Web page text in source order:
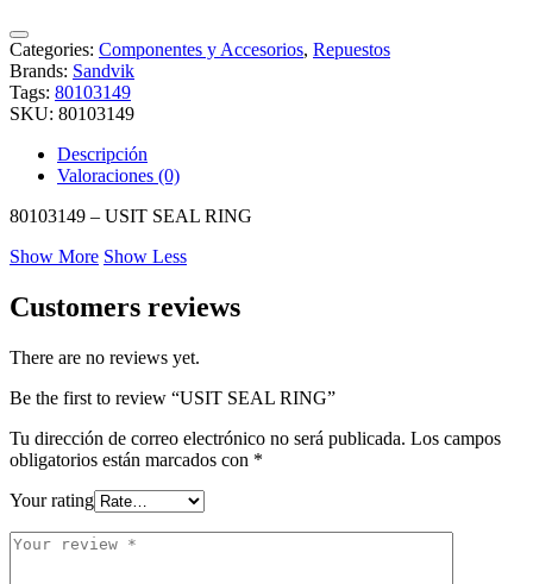
Categories: Componentes y Accesorios, Repuestos
Brands: Sandvik
Tags: 80103149
SKU: 80103149
Descripción
Valoraciones (0)
80103149 – USIT SEAL RING
Show More Show Less
Customers reviews
There are no reviews yet.
Be the first to review “USIT SEAL RING”
Tu dirección de correo electrónico no será publicada. Los campos
obligatorios están marcados con *
Your rating